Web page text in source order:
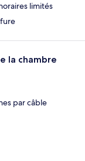
limités
la chambre
par câble